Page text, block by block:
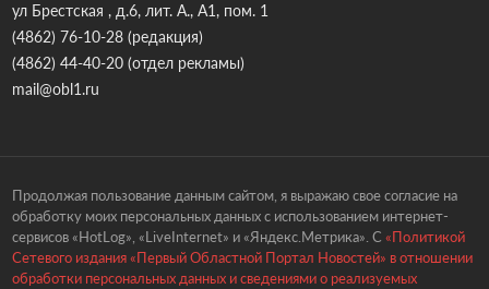
ул Брестская , д.6, лит. А., А1, пом. 1
(4862) 76-10-28(редакция)
(4862) 44-40-20(отдел рекламы)
mail@obl1.ru
Продолжая пользование данным сайтом, я выражаю свое согласие на
обработку моих персональных данных с использованием интернет-
сервисов «HotLog», «LiveInternet» и «Яндекс.Метрика». С «Политикой
Сетевого издания «Первый Областной Портал Новостей» в отношении
обработки персональных данных и сведениями о реализуемых